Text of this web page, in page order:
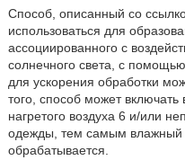
Способ, описанный со
использоваться для
ассоциированного с
солнечного света, с
для ускорения обработки
того, способ может
нагретого воздуха 6 и/или
одежды, тем самым влажный
обрабатывается.